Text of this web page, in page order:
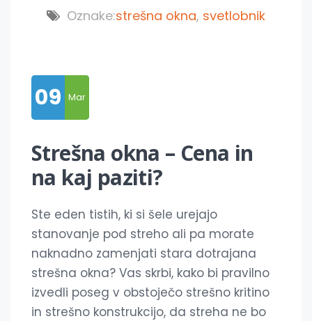
Oznake:strešna okna, svetlobnik
09 Mar
Strešna okna – Cena in
na kaj paziti?
Ste eden tistih, ki si šele urejajo
stanovanje pod streho ali pa morate
naknadno zamenjati stara dotrajana
strešna okna? Vas skrbi, kako bi pravilno
izvedli poseg v obstoječo strešno kritino
in strešno konstrukcijo, da streha ne bo